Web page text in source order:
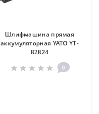
Шлифмашина прямая
аккумуляторная YATO YT-
82824
0